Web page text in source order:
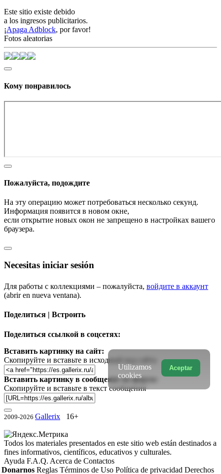
Este sitio existe debido
a los ingresos publicitarios.
¡Apaga Adblock, por favor!
Fotos aleatorias
Кому понравилось
Пожалуйста, подождите
На эту операцию может потребоваться несколько секунд.
Информация появится в новом окне,
если открытие новых окон не запрещено в настройках вашего
браузера.
Necesitas iniciar sesión
Для работы с коллекциями – пожалуйста, войдите в аккаунт
(abrir en nueva ventana).
Поделиться | Встроить
Поделиться ссылкой в соцсетях:
Вставить картинку на сайт:
Скопируйте и вставьте в исходный код сайта
Вставить картинку в сообщение на форум:
Скопируйте и вставьте в текст сообщения
2009-2026 Gallerix 16+
Todos los materiales presentados en este sitio web están destinados a
fines informativos, científicos, educativos y culturales.
Ayuda F.A.Q. Acerca de Contactos
Donarnos Reglas Términos de Uso Política de privacidad Derechos
Aceptar
Utilizamos
cookies